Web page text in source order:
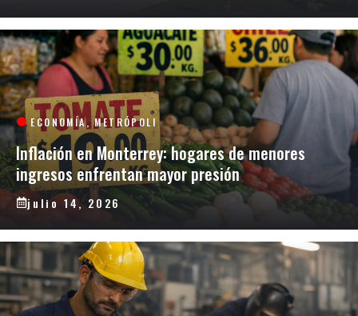
ECONOMÍA,METRÓPOLI
Inflación en Monterrey: hogares de menores
ingresos enfrentan mayor presión
julio 14, 2026